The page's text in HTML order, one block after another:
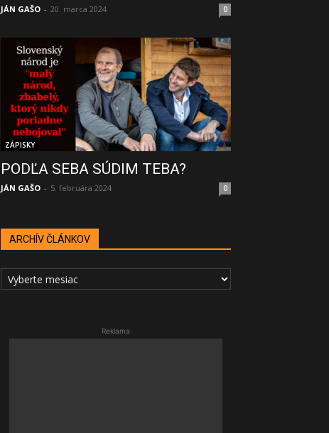
JÁN GAŠO - 20. marca 2024 0
ZÁPISKY
PODĽA SEBA SÚDIM TEBA?
JÁN GAŠO - 5. februára 2024 0
ARCHÍV ČLÁNKOV
ARCHÍV
ČLÁNKOV
Reklama